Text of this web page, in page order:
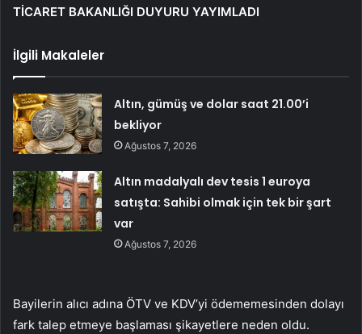
TİCARET BAKANLIĞI DUYURU YAYIMLADI
İlgili Makaleler
Altın, gümüş ve dolar saat 21.00’i
bekliyor
Ağustos 7, 2026
Altın madalyalı dev tesis 1 euroya
satışta: Sahibi olmak için tek bir şart
var
Ağustos 7, 2026
Bayilerin alıcı adına ÖTV ve KDV’yi ödememesinden dolayı
fark talep etmeye başlaması şikayetlere neden oldu.